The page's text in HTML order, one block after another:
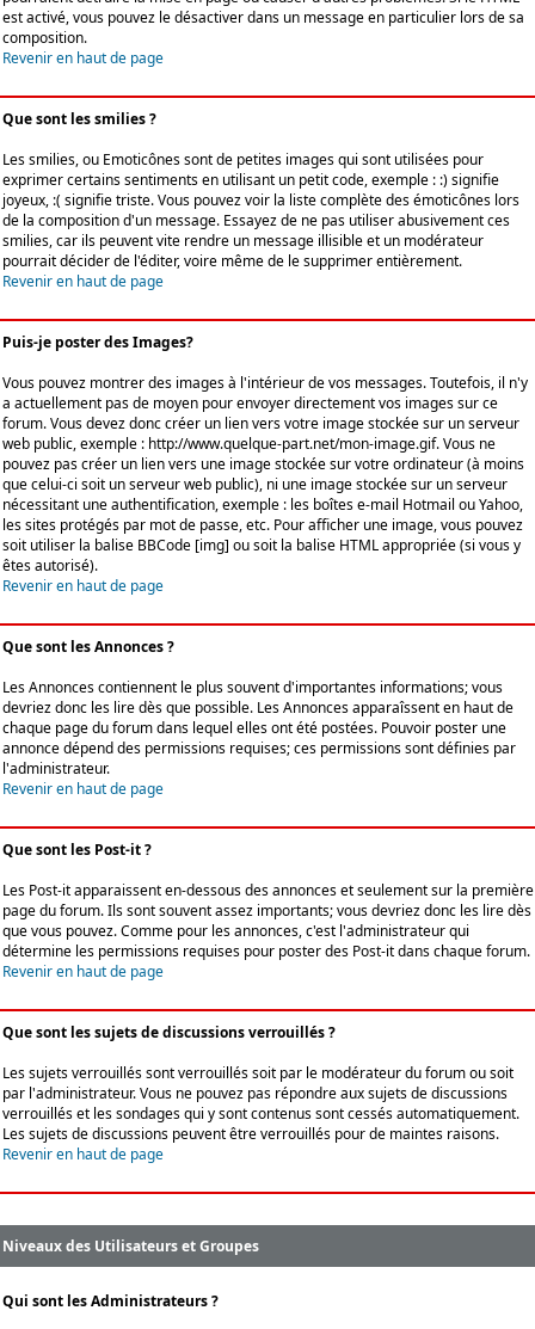
est activé, vous pouvez le désactiver dans un message en particulier lors de sa
composition.
Revenir en haut de page
Que sont les smilies ?
Les smilies, ou Emoticônes sont de petites images qui sont utilisées pour
exprimer certains sentiments en utilisant un petit code, exemple : :) signifie
joyeux, :( signifie triste. Vous pouvez voir la liste complète des émoticônes lors
de la composition d'un message. Essayez de ne pas utiliser abusivement ces
smilies, car ils peuvent vite rendre un message illisible et un modérateur
pourrait décider de l'éditer, voire même de le supprimer entièrement.
Revenir en haut de page
Puis-je poster des Images?
Vous pouvez montrer des images à l'intérieur de vos messages. Toutefois, il n'y
a actuellement pas de moyen pour envoyer directement vos images sur ce
forum. Vous devez donc créer un lien vers votre image stockée sur un serveur
web public, exemple : http://www.quelque-part.net/mon-image.gif. Vous ne
pouvez pas créer un lien vers une image stockée sur votre ordinateur (à moins
que celui-ci soit un serveur web public), ni une image stockée sur un serveur
nécessitant une authentification, exemple : les boîtes e-mail Hotmail ou Yahoo,
les sites protégés par mot de passe, etc. Pour afficher une image, vous pouvez
soit utiliser la balise BBCode [img] ou soit la balise HTML appropriée (si vous y
êtes autorisé).
Revenir en haut de page
Que sont les Annonces ?
Les Annonces contiennent le plus souvent d'importantes informations; vous
devriez donc les lire dès que possible. Les Annonces apparaîssent en haut de
chaque page du forum dans lequel elles ont été postées. Pouvoir poster une
annonce dépend des permissions requises; ces permissions sont définies par
l'administrateur.
Revenir en haut de page
Que sont les Post-it ?
Les Post-it apparaissent en-dessous des annonces et seulement sur la première
page du forum. Ils sont souvent assez importants; vous devriez donc les lire dès
que vous pouvez. Comme pour les annonces, c'est l'administrateur qui
détermine les permissions requises pour poster des Post-it dans chaque forum.
Revenir en haut de page
Que sont les sujets de discussions verrouillés ?
Les sujets verrouillés sont verrouillés soit par le modérateur du forum ou soit
par l'administrateur. Vous ne pouvez pas répondre aux sujets de discussions
verrouillés et les sondages qui y sont contenus sont cessés automatiquement.
Les sujets de discussions peuvent être verrouillés pour de maintes raisons.
Revenir en haut de page
Niveaux des Utilisateurs et Groupes
Qui sont les Administrateurs ?